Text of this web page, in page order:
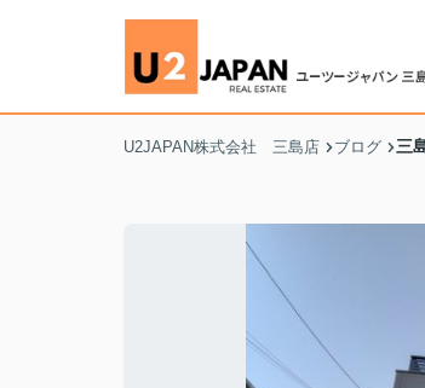
U2JAPAN株式会社 三島店 ブログ 三